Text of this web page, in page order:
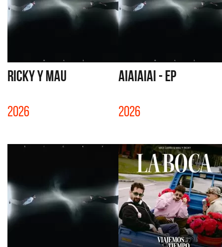
RICKY Y MAU
2026
aiaiaiai - EP
2026